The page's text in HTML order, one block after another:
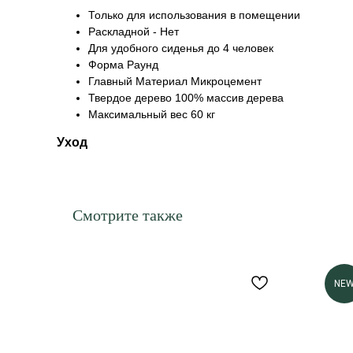
Только для использования в помещении
Раскладной - Нет
Для удобного сиденья до 4 человек
Форма Раунд
Главный Материал Микроцемент
Твердое дерево 100% массив дерева
Максимальный вес 60 кг
Уход
Смотрите также